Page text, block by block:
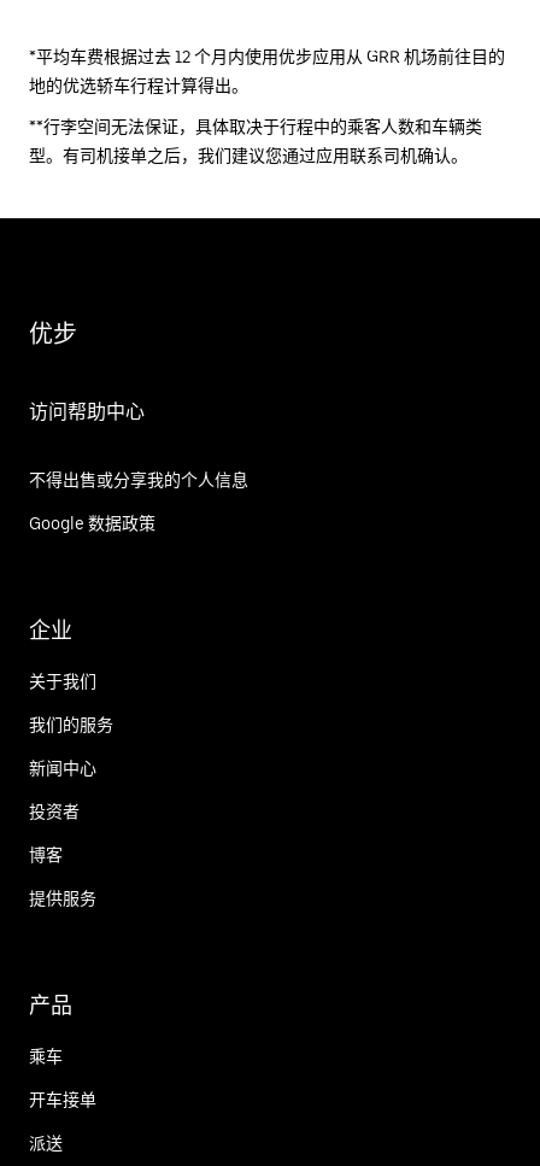
*平均车费根据过去 12 个月内使用优步应用从 GRR 机场前往目的
地的优选轿车行程计算得出。
**行李空间无法保证，具体取决于行程中的乘客人数和车辆类
型。有司机接单之后，我们建议您通过应用联系司机确认。
优步
访问帮助中心
不得出售或分享我的个人信息
Google 数据政策
企业
关于我们
我们的服务
新闻中心
投资者
博客
提供服务
产品
乘车
开车接单
派送